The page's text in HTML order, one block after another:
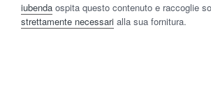
iubenda ospita questo contenuto e raccoglie
strettamente necessari alla sua fornitura.